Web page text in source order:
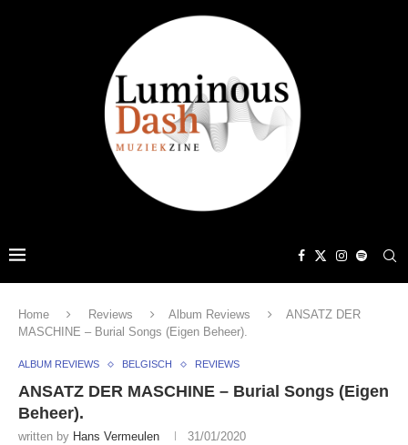
Home Reviews Album Reviews
ANSATZ DER
MASCHINE – Burial Songs (Eigen Beheer).
ALBUM REVIEWS BELGISCH REVIEWS
ANSATZ DER MASCHINE – Burial Songs (Eigen
Beheer).
written by Hans Vermeulen 31/01/2020